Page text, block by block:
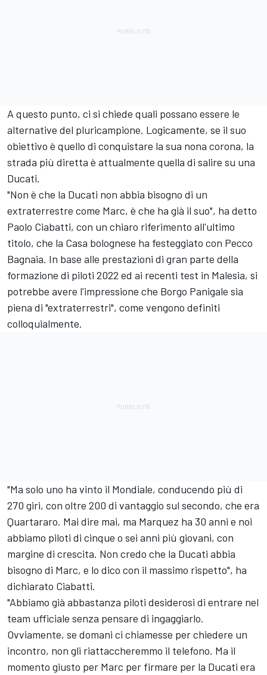
A questo punto, ci si chiede quali possano essere le
alternative del pluricampione. Logicamente, se il suo
obiettivo è quello di conquistare la sua nona corona, la
strada più diretta è attualmente quella di salire su una
Ducati.
"Non è che la Ducati non abbia bisogno di un
extraterrestre come Marc, è che ha già il suo", ha detto
Paolo Ciabatti, con un chiaro riferimento all'ultimo
titolo, che la Casa bolognese ha festeggiato con Pecco
Bagnaia. In base alle prestazioni di gran parte della
formazione di piloti 2022 ed ai recenti test in Malesia, si
potrebbe avere l'impressione che Borgo Panigale sia
piena di "extraterrestri", come vengono definiti
colloquialmente.
"Ma solo uno ha vinto il Mondiale, conducendo più di
270 giri, con oltre 200 di vantaggio sul secondo, che era
Quartararo. Mai dire mai, ma Marquez ha 30 anni e noi
abbiamo piloti di cinque o sei anni più giovani, con
margine di crescita. Non credo che la Ducati abbia
bisogno di Marc, e lo dico con il massimo rispetto", ha
dichiarato Ciabatti.
"Abbiamo già abbastanza piloti desiderosi di entrare nel
team ufficiale senza pensare di ingaggiarlo.
Ovviamente, se domani ci chiamesse per chiedere un
incontro, non gli riattaccheremmo il telefono. Ma il
momento giusto per Marc per firmare per la Ducati era